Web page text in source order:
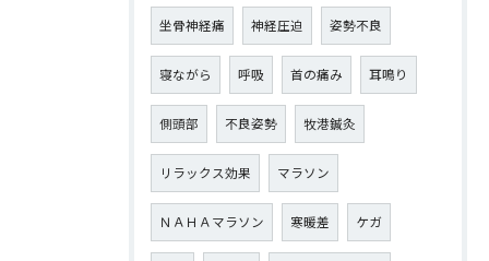
坐骨神経痛 神経圧迫 姿勢不良
寝ながら 呼吸 首の痛み 耳鳴り
側頭部 不良姿勢 牧港鍼灸
リラックス効果 マラソン
ＮＡＨＡマラソン 寒暖差 ケガ